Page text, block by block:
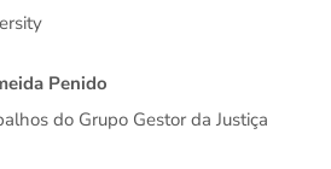
Penido
do Grupo Gestor da Justiça